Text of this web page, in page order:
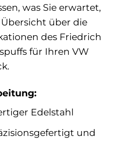
was Sie erwartet,
über die
des Friedrich
für Ihren VW
Edelstahl
und